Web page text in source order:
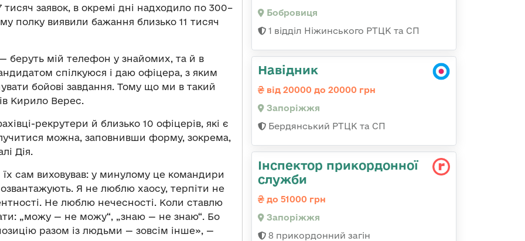
заявок, в окремі дні надходило по 300–
полку виявили бажання близько 11 тисяч
беруть мій телефон у знайомих, та й в
спілкуюся і даю офіцера, з яким
бойові завдання. Тому що ми в такий
Кирило Верес.
рекрутери й близько 10 офіцерів, які є
можна, заповнивши форму, зокрема,
Дія.
сам виховував: у минулому це командири
Я не люблю хаосу, терпіти не
Не люблю нечесності. Коли ставлю
„можу — не можу“, „знаю — не знаю“. Бо
разом із людьми — зовсім інше», —
Бобровиця
1 відділ Ніжинського РТЦК та СП
Навідник
від 20000 до 20000 грн
Запоріжжя
Бердянський РТЦК та СП
Інспектор прикордонної
служби
до 51000 грн
Запоріжжя
8 прикордонний загін